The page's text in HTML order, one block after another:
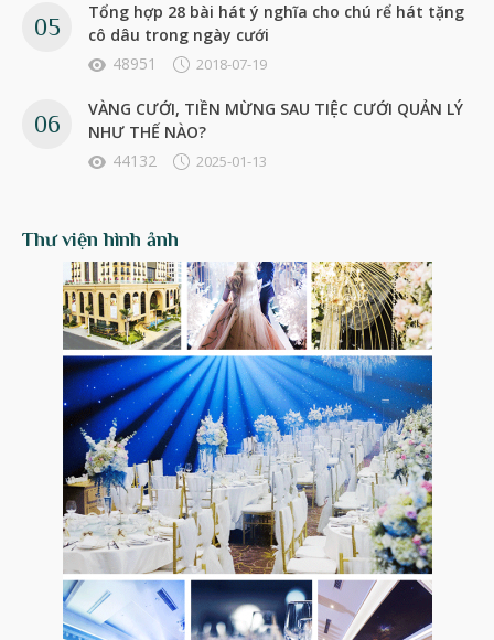
Tổng hợp 28 bài hát ý nghĩa cho chú rể hát tặng
cô dâu trong ngày cưới
48951
2018-07-19
VÀNG CƯỚI, TIỀN MỪNG SAU TIỆC CƯỚI QUẢN LÝ
NHƯ THẾ NÀO?
44132
2025-01-13
Thư viện hình ảnh